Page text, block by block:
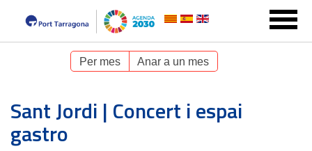
Per mes Anar a un mes
Sant Jordi | Concert i espai
gastro